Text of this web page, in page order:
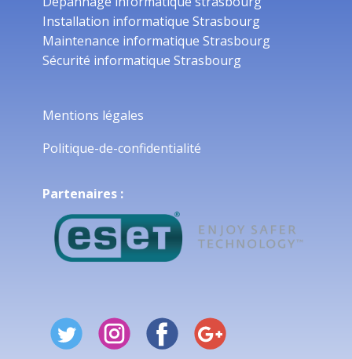
Installation informatique Strasbourg
Maintenance informatique Strasbourg
Sécurité informatique Strasbourg
Mentions légales
Politique-de-confidentialité
Partenaires :